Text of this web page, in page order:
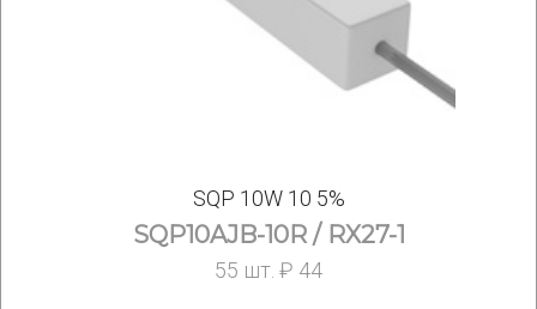
SQP 10W 10 5%
SQP10AJB-10R / RX27-1
55 шт. ₽ 44